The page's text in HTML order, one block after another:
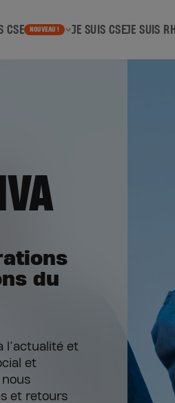
CSE NOUVEAU ! JE SUIS CSEJE SUIS RH
du
l’actualité et
et
nous
et retours